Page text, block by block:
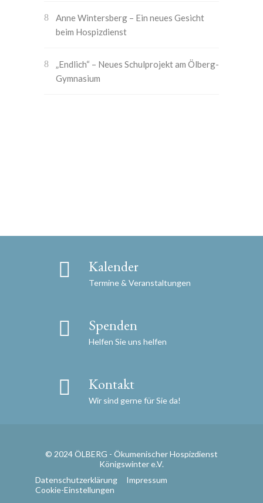
Anne Wintersberg – Ein neues Gesicht
beim Hospizdienst
„Endlich“ – Neues Schulprojekt am Ölberg-
Gymnasium
Kalender
Termine & Veranstaltungen
Spenden
Helfen Sie uns helfen
Kontakt
Wir sind gerne für Sie da!
© 2024 ÖLBERG - Ökumenischer Hospizdienst
Königswinter e.V.
Datenschutzerklärung
Impressum
Cookie-Einstellungen